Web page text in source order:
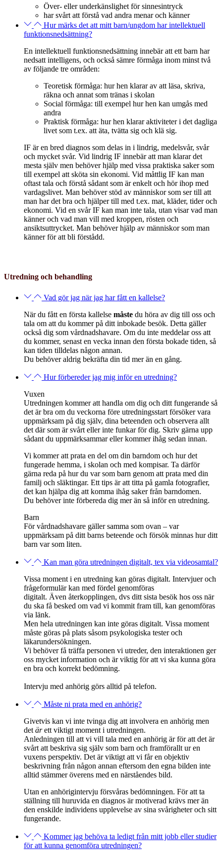
Över- eller underkänslighet för sinnesintryck
har svårt att förstå vad andra menar och känner
Hur märks det att mitt barn/ungdom har intellektuell
funktionsnedsättning?
En intellektuell funktionsnedsättning innebär att ett barn har
nedsatt intelligens, och också sämre förmåga inom minst två
av följande tre områden:
Teoretisk förmåga: hur hen klarar av att läsa, skriva,
räkna och annat som tränas i skolan
Social förmåga: till exempel hur hen kan umgås med
andra
Praktisk förmåga: hur hen klarar aktiviteter i det dagliga
livet som t.ex. att äta, tvätta sig och klä sig.
IF är en bred diagnos som delas in i lindrig, medelsvår, svår
och mycket svår. Vid lindrig IF innebär att man klarar det
mesta själv men behöver hjälp med vissa praktiska saker som
till exempel att sköta sin ekonomi. Vid måttlig IF kan man
oftast tala och förstå sådant som är enkelt och hör ihop med
vardagslivet. Man behöver stöd av människor som ser till att
man har det bra och hjälper till med t.ex. mat, kläder, tider och
ekonomi. Vid en svår IF kan man inte tala, utan visar vad man
känner och vad man vill med kroppen, rösten och
ansiktsuttrycket. Man behöver hjälp av människor som man
känner för att bli förstådd.
Utredning och behandling
Vad gör jag när jag har fått en kallelse?
När du fått en första kallelse måste du höra av dig till oss och
tala om att du kommer på ditt inbokade besök. Detta gäller
också dig som vårdnadshavare. Om du inte meddelaross att
du kommer, senast en vecka innan den första bokade tiden, så
kan tiden tilldelas någon annan.
Du behöver aldrig bekräfta din tid mer än en gång.
Hur förbereder jag mig inför en utredning?
Vuxen
Utredningen kommer att handla om dig och ditt fungerande så
det är bra om du veckorna före utredningsstart försöker vara
uppmärksam på dig själv, dina beteenden och observera allt
det där som är svårt eller inte funkar för dig. Skriv gärna upp
sådant du uppmärksammar eller kommer ihåg sedan innan.
Vi kommer att prata en del om din barndom och hur det
fungerade hemma, i skolan och med kompisar. Ta därför
gärna reda på hur du var som barn genom att prata med din
familj och släktingar. Ett tips är att titta på gamla fotografier,
det kan hjälpa dig att komma ihåg saker från barndomen.
Du behöver inte förbereda dig mer än så inför en utredning.
Barn
För vårdnadshavare gäller samma som ovan – var
uppmärksam på ditt barns beteende och försök minnas hur ditt
barn var som liten.
Kan man göra utredningen digitalt, tex via videosamtal?
Vissa moment i en utredning kan göras digitalt. Intervjuer och
frågeformulär kan med fördel genomföras
digitalt. Även återkopplingen, dvs ditt sista besök hos oss när
du ska få besked om vad vi kommit fram till, kan genomföras
via länk.
Men hela utredningen kan inte göras digitalt. Vissa moment
måste göras på plats såsom psykologiska tester och
läkarundersökningen.
Vi behöver få träffa personen vi utreder, den interaktionen ger
oss mycket information och är viktig för att vi ska kunna göra
en bra och korrekt bedömning.
Intervju med anhörig görs alltid på telefon.
Måste ni prata med en anhörig?
Givetvis kan vi inte tvinga dig att involvera en anhörig men
det ärett viktigt moment i utredningen.
Anledningen till att vi vill tala med en anhörig är för att det är
svårt att beskriva sig själv som barn och framförallt ur en
vuxens perspektiv. Det är viktigt att vi får en objektiv
beskrivning från någon annan eftersom den egna bilden inte
alltid stämmer överens med en närståendes bild.
Utan en anhörigintervju försvåras bedömningen. För att ta
ställning till huruvida en diagnos är motiverad krävs mer än
den enskilde individens upplevelse av sina svårigheter och sitt
fungerande.
Kommer jag behöva ta ledigt från mitt jobb eller studier
för att kunna genomföra utredningen?